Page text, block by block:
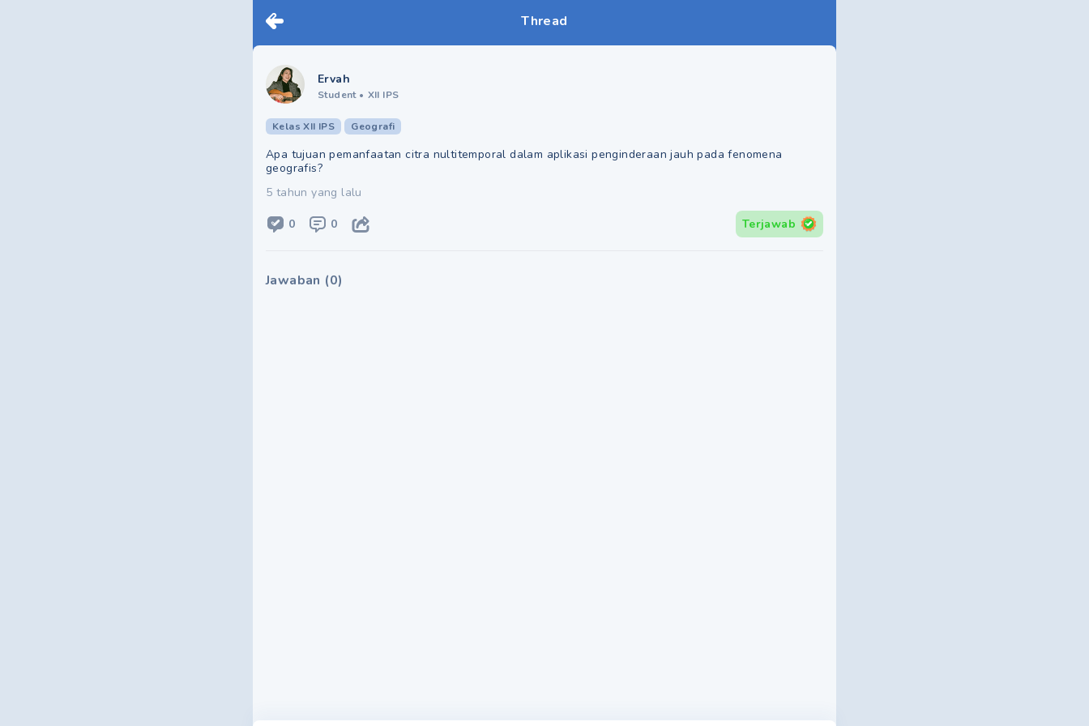
Thread
Ervah
Student • XII IPS
Kelas XII IPS Geografi
Apa tujuan pemanfaatan citra nultitemporal dalam aplikasi penginderaan jauh pada fenomena
geografis?
5 tahun yang lalu
0 0 Terjawab
Jawaban (0)